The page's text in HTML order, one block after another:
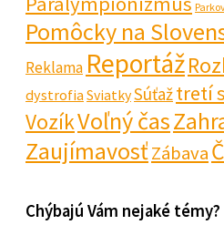
Pomôcky na
Reklama Reportáž
dystrofiaSviatkySúťažtretí
VozíkVoľný čas
ZaujímavosťZábava
Chýbajú Vám nejaké témy?